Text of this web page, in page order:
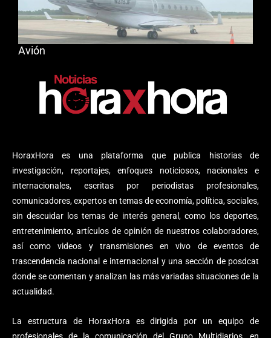
HoraxHora es una plataforma que publica historias de
investigación, reportajes, enfoques noticiosos, nacionales e
internacionales, escritas por periodistas profesionales,
comunicadores, expertos en temas de economía, política, sociales,
sin descuidar los temas de interés general, como los deportes,
entretenimiento, artículos de opinión de nuestros colaboradores,
así como videos y transmisiones en vivo de eventos de
trascendencia nacional e internacional y una sección de posdcat
donde se comentan y analizan las más variadas situaciones de la
actualidad.
La estructura de HoraxHora es dirigida por un equipo de
Avión